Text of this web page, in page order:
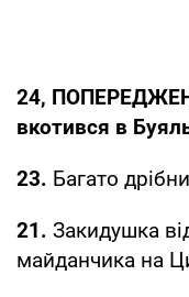
24,
вкотився в
23. Багато
21. Закидушка
майданчика на